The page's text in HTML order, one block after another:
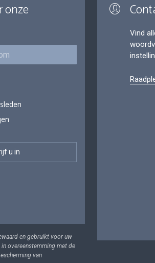
onze
en gebruikt voor uw
overeenstemming met de
van
Vind